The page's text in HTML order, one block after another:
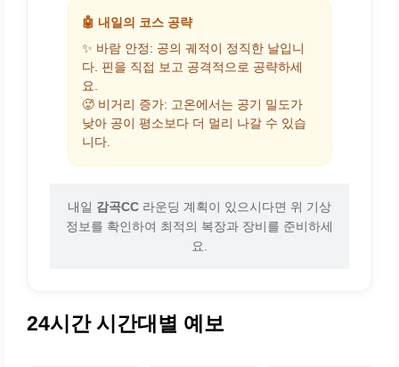
🤖 내일의 코스 공략
✨ 바람 안정: 공의 궤적이 정직한 날입니
다. 핀을 직접 보고 공격적으로 공략하세
요.
🥵 비거리 증가: 고온에서는 공기 밀도가
낮아 공이 평소보다 더 멀리 나갈 수 있습
니다.
내일 감곡CC 라운딩 계획이 있으시다면 위 기상
정보를 확인하여 최적의 복장과 장비를 준비하세
요.
24시간 시간대별 예보